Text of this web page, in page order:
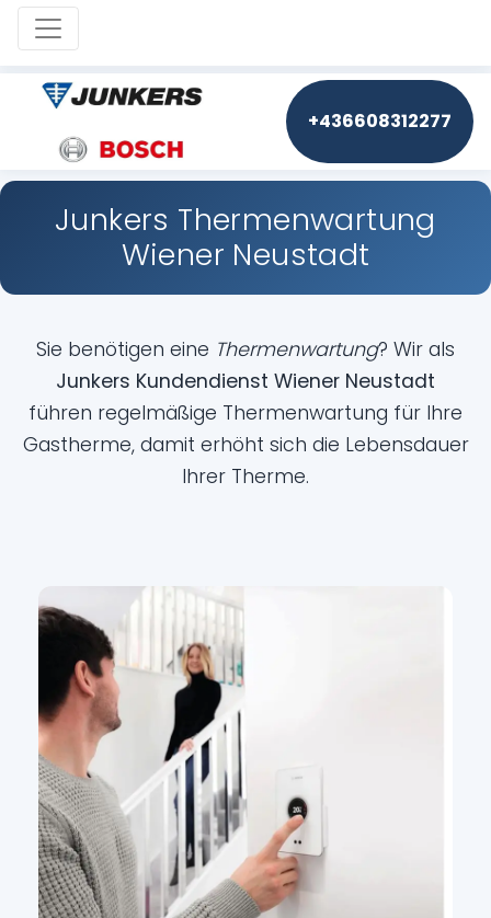
Toggle navigation
+436608312277
Junkers Thermenwartung
Wiener Neustadt
Sie benötigen eine Thermenwartung? Wir als
Junkers Kundendienst Wiener Neustadt
führen regelmäßige Thermenwartung für Ihre
Gastherme, damit erhöht sich die Lebensdauer
Ihrer Therme.